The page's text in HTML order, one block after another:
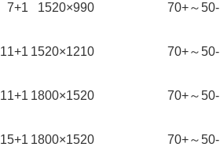
-50～+70
990×1520
7+1
-50～+70
1210×1520
11+1
-50～+70
1520×1800
11+1
-50～+70
1520×1800
15+1